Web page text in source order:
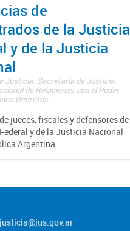
de
de la Justicia
y de la Justicia
Justicia. Secretaría de Justicia.
de Relaciones con el Poder
Decretos
jueces, fiscales y defensores de
y de la Justicia Nacional
Argentina.